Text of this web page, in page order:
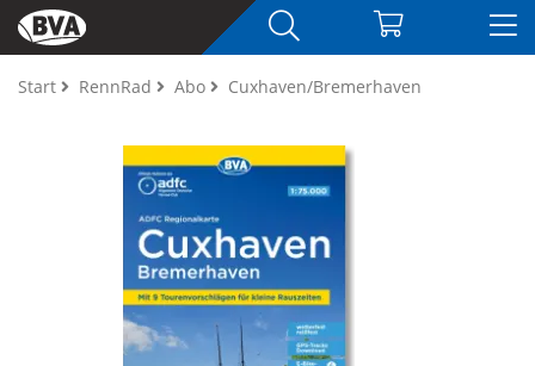
Start RennRad Abo Cuxhaven/Bremerhaven